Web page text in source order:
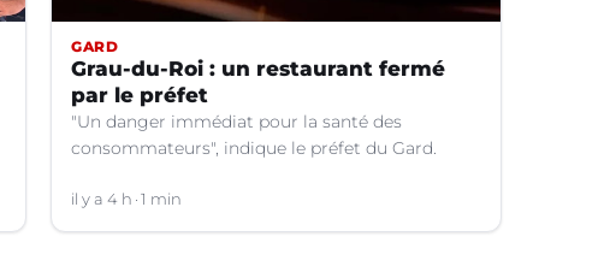
GARD
Grau-du-Roi : un restaurant fermé
par le préfet
"Un danger immédiat pour la santé des
consommateurs", indique le préfet du Gard.
il y a 4 h 1 min